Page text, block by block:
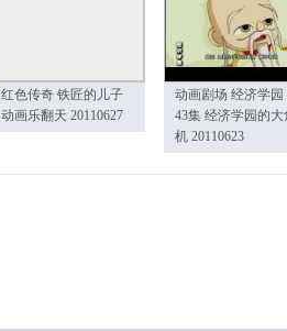
红色传奇 铁匠的儿子
动画乐翻天 20110627
动画剧场 经济学园
43集 经济学园的大
机 20110623